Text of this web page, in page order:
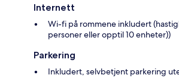
Internett
Wi-fi på rommene inkludert
personer eller opptil 10 enheter))
Parkering
Inkludert, selvbetjent parkering